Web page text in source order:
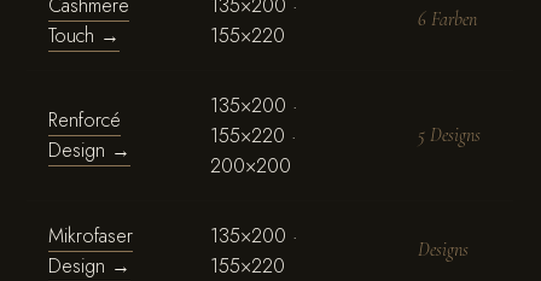
Touch →
155×220
6 Farben
Renforcé
Design →
135×200 ·
155×220 ·
200×200
5 Designs
Mikrofaser
Design →
135×200 ·
155×220
Designs